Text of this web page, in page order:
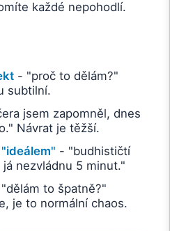
každé nepohodlí.
- "proč to dělám?"
subtilní.
jsem zapomněl, dnes
Návrat je těžší.
- "budhističtí
nezvládnu 5 minut."
to špatně?"
je to normální chaos.